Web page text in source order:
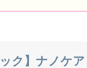
ック】ナノケ